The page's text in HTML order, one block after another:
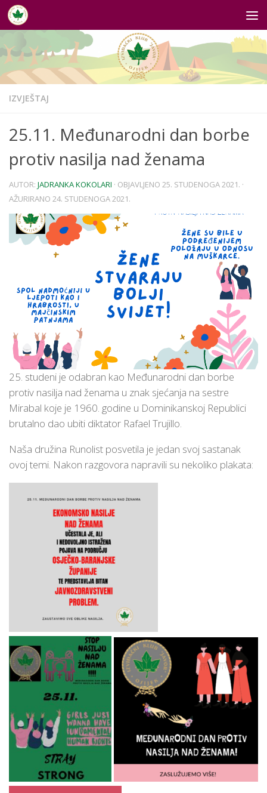
Skip to content
IZVJEŠTAJ
25.11. Međunarodni dan borbe
protiv nasilja nad ženama
AUTOR: JADRANKA KOKOLARI · OBJAVLJENO 25. STUDENOGA 2021. ·
AŽURIRANO 24. STUDENOGA 2021.
25. studeni je odabran kao Međunarodni dan borbe
protiv nasilja nad ženama u znak sjećanja na sestre
Mirabal koje je 1960. godine u Dominikanskoj Republici
brutalno dao ubiti diktator Rafael Trujillo.
Naša družina Runolist posvetila je jedan svoj sastanak
ovoj temi. Nakon razgovora napravili su nekoliko plakata: